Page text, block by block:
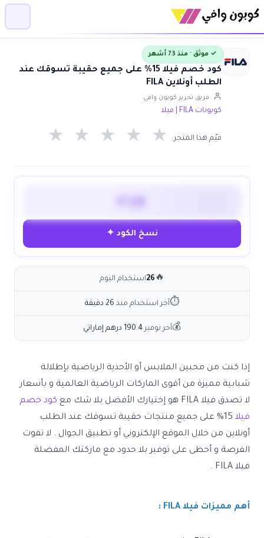
✓ موثق · منذ 73 أشهر
كود خصم فيلا 15% على جميع حقيبة تسوقك عند
الطلب أونلاين FILA
فريق تحرير كوبون وافي
كوبونات FILA | فيلا
قيّم هذا المتجر: ★ ★ ★ ★ ★
نسخ الكود ✦
🔥
26استخدام اليوم
⏱آخر استخدام منذ 26 دقيقة
💰آخر توفير 190.4 درهم إماراتي
إذا كنت من محبين الملابس أو الأحذية الرياضية بإطلالة
شبابية مميزة من أقوى الماركات الرياضية العالمية و بأسعار
لا تصدق فيلا FILA هو إختيارك الأفضل بلا شك مع كود خصم
فيلا
15% على جميع منتجات حقيبة تسوقك عند الطلب
أونلاين من خلال الموقع الإلكتروني أو تطبيق الجوال . لا تفوت
الفرصة و أحظى على توفير بلا حدود مع ماركتك المفضلة
فيلا FILA .
أهم مميزات فيلا FILA :